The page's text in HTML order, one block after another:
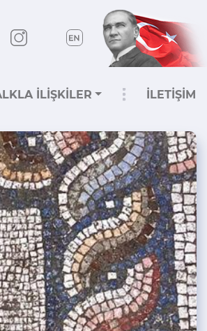
İLİŞKİLER İLETİŞİM